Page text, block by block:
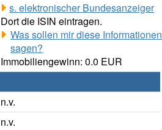
s. elektronischer Bundesanzeiger
Dort die ISIN eintragen.
Was sollen mir diese Informationen
sagen?
Immobiliengewinn: 0.0 EUR
n.v.
n.v.